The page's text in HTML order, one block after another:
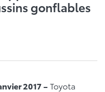
gonflables
2017 – Toyota